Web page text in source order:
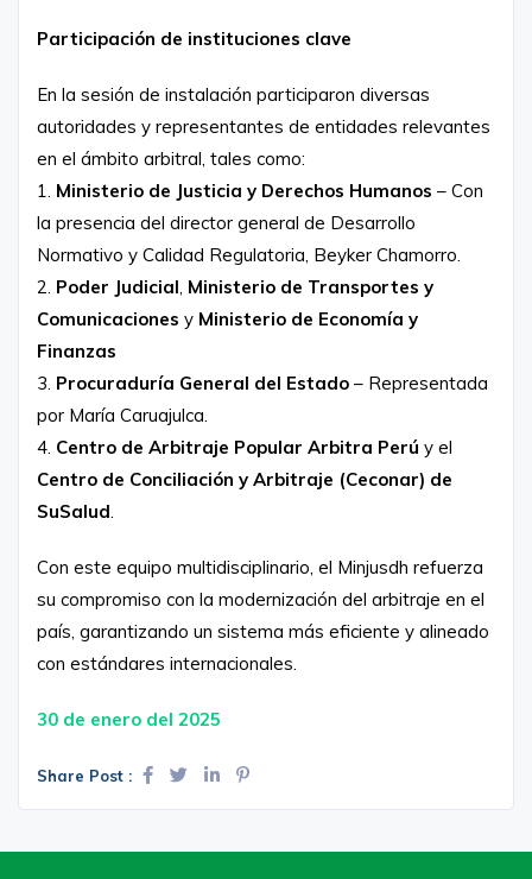
Participación de instituciones clave
En la sesión de instalación participaron diversas
autoridades y representantes de entidades relevantes
en el ámbito arbitral, tales como:
1. Ministerio de Justicia y Derechos Humanos – Con
la presencia del director general de Desarrollo
Normativo y Calidad Regulatoria, Beyker Chamorro.
2. Poder Judicial Ministerio de Transportes y
Comunicaciones y Ministerio de Economía y
Finanzas
3. Procuraduría General del Estado – Representada
por María Caruajulca.
4. Centro de Arbitraje Popular Arbitra Perú y el
Centro de Conciliación y Arbitraje (Ceconar) de
SuSalud
Con este equipo multidisciplinario, el Minjusdh refuerza
su compromiso con la modernización del arbitraje en el
país, garantizando un sistema más eficiente y alineado
con estándares internacionales.
30 de enero del 2025
Share Post :